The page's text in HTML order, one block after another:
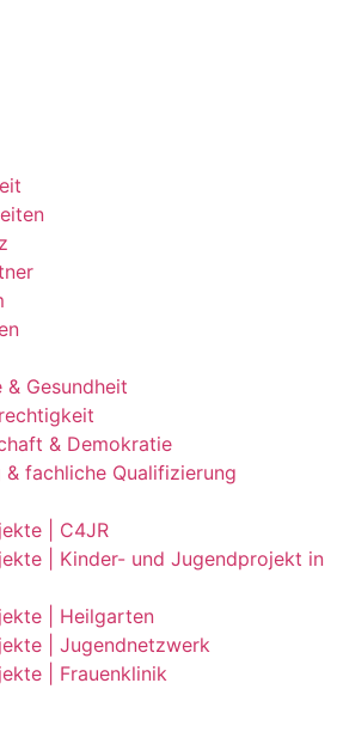
& Gesundheit
& Demokratie
fachliche Qualifizierung
| C4JR
| Kinder- und Jugendprojekt in
| Heilgarten
| Jugendnetzwerk
| Frauenklinik